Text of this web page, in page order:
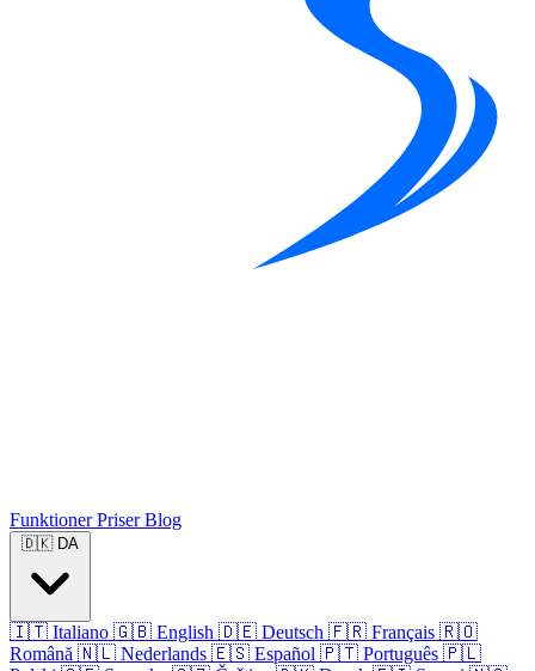
FunktionerPriserBlog
🇩🇰 DA
🇮🇹 Italiano 🇬🇧 English 🇩🇪 Deutsch 🇫🇷 Français 🇷🇴
Română 🇳🇱 Nederlands 🇪🇸 Español 🇵🇹 Português 🇵🇱